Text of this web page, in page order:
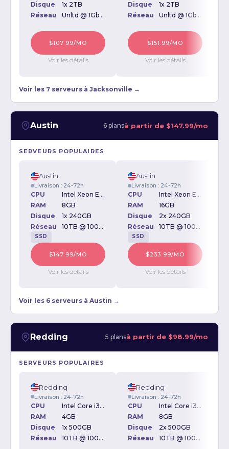
Disque
1x 2TB
Réseau
Unltd @ 1Gbps
$107.99/MO
Voir les détails
Disque
1x 2TB
Réseau
Unltd @ 1Gbps
$151.99/MO
Voir les détails
Voir les 7 serveurs à Jacksonville →
Austin 6 plansà partir de $147.99/mo
SERVEURS POPULAIRES
Austin
Livraison : 24-72h
CPU
Intel Xeon E3-1230 3.20GHz
RAM
8GB
Disque
1x 240GB
Réseau
10TB @ 100Mbps
SSD
$147.99/MO
Voir les détails
Austin
Livraison : 24-72h
CPU
Intel Xeon E3-1230 V2 3.30GHz
RAM
16GB
Disque
2x 240GB
Réseau
10TB @ 100Mbps
SSD
$233.99/MO
Voir les détails
Voir les 6 serveurs à Austin →
Redding 5 plansà partir de $98.99/mo
SERVEURS POPULAIRES
Redding
Livraison : 24-72h
CPU
Intel Core i3-2120 3.30GHz
RAM
4GB
Disque
1x 500GB
Réseau
10TB @ 100Mbps
Redding
Livraison : 24-72h
CPU
Intel Core i3-2120 3.30GHz
RAM
8GB
Disque
2x 500GB
Réseau
10TB @ 100Mbps